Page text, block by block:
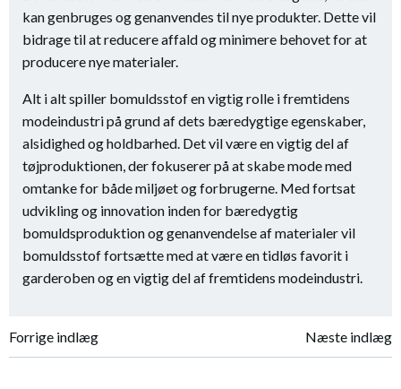
kan genbruges og genanvendes til nye produkter. Dette vil
bidrage til at reducere affald og minimere behovet for at
producere nye materialer.
Alt i alt spiller bomuldsstof en vigtig rolle i fremtidens
modeindustri på grund af dets bæredygtige egenskaber,
alsidighed og holdbarhed. Det vil være en vigtig del af
tøjproduktionen, der fokuserer på at skabe mode med
omtanke for både miljøet og forbrugerne. Med fortsat
udvikling og innovation inden for bæredygtig
bomuldsproduktion og genanvendelse af materialer vil
bomuldsstof fortsætte med at være en tidløs favorit i
garderoben og en vigtig del af fremtidens modeindustri.
Indlægsnavigation
Forrige indlæg Næste indlæg